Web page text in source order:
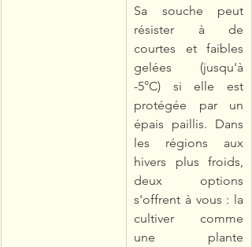
Sa souche peut
résister à de
courtes et faibles
gelées (jusqu'à
-5°C) si elle est
protégée par un
épais paillis. Dans
les régions aux
hivers plus froids,
deux options
s'offrent à vous : la
cultiver comme
une plante